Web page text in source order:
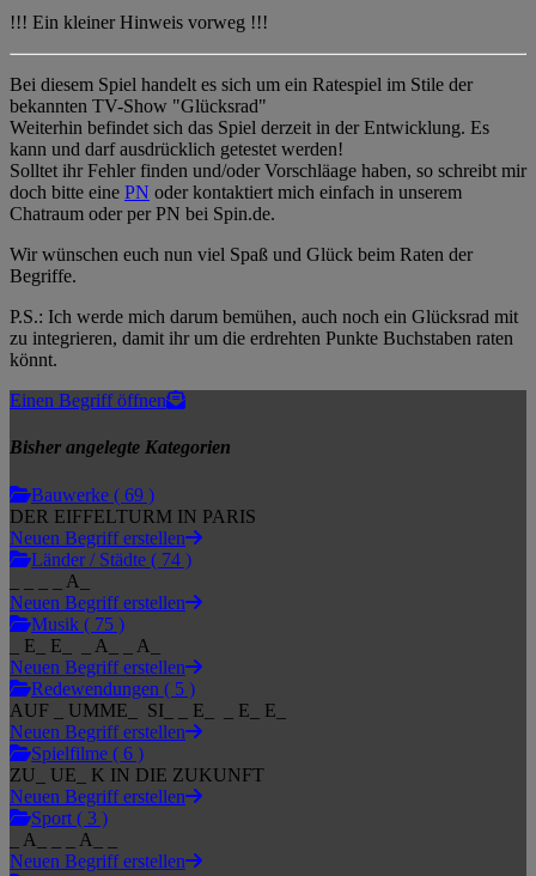
!!! Ein kleiner Hinweis vorweg !!!
Bei diesem Spiel handelt es sich um ein Ratespiel im Stile der
bekannten TV-Show "Glücksrad"
Weiterhin befindet sich das Spiel derzeit in der Entwicklung. Es
kann und darf ausdrücklich getestet werden!
Solltet ihr Fehler finden und/oder Vorschläage haben, so schreibt mir
doch bitte eine PN oder kontaktiert mich einfach in unserem
Chatraum oder per PN bei Spin.de.
Wir wünschen euch nun viel Spaß und Glück beim Raten der
Begriffe.
P.S.: Ich werde mich darum bemühen, auch noch ein Glücksrad mit
zu integrieren, damit ihr um die erdrehten Punkte Buchstaben raten
könnt.
Einen Begriff öffnen
Bisher angelegte Kategorien
Bauwerke ( 69 )
DER EIFFELTURM IN PARIS
Neuen Begriff erstellen
Länder / Städte ( 74 )
_ _ _ _ A_
Neuen Begriff erstellen
Musik ( 75 )
_ E_ E_ _ A_ _ A_
Neuen Begriff erstellen
Redewendungen ( 5 )
AUF _ UMME_ SI_ _ E_ _ E_ E_
Neuen Begriff erstellen
Spielfilme ( 6 )
ZU_ UE_ K IN DIE ZUKUNFT
Neuen Begriff erstellen
Sport ( 3 )
_ A_ _ _ A_ _
Neuen Begriff erstellen